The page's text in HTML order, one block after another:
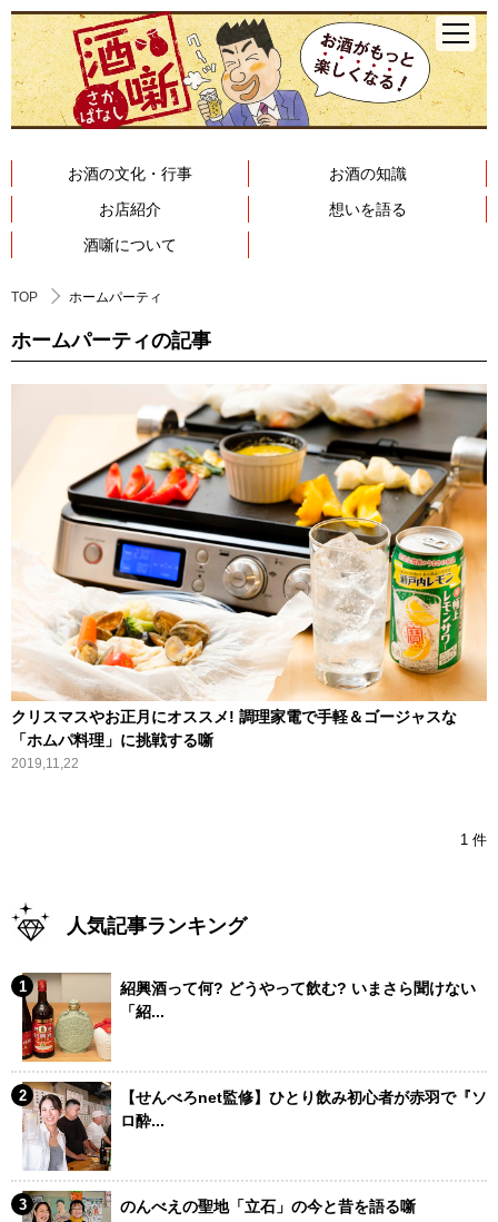
お酒の文化・行事
お酒の知識
お店紹介
想いを語る
酒噺について
TOP ホームパーティ
ホームパーティの記事
クリスマスやお正月にオススメ! 調理家電で手軽＆ゴージャスな
「ホムパ料理」に挑戦する噺
2019,11,22
1 件
人気記事ランキング
紹興酒って何? どうやって飲む? いまさら聞けない
「紹...
【せんべろnet監修】ひとり飲み初心者が赤羽で『ソ
ロ酔...
のんべえの聖地「立石」の今と昔を語る噺